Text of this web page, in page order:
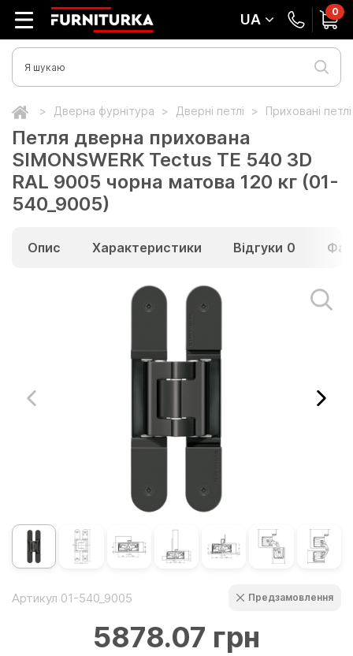
UA 0
Дверна фурнітура Дверні петлі Приховані
Петля дверна прихована
SIMONSWERK Tectus TE 540 3D
RAL 9005 чорна матова 120 кг (01-
540_9005)
Опис Характеристики Відгуки 0
Артикул 01-540_9005 Предзамовлення
5878.07 грн